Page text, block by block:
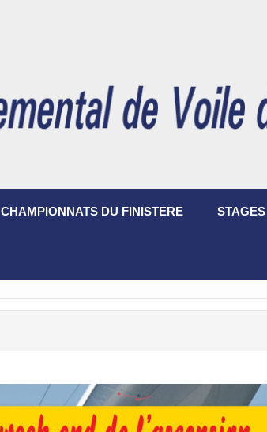
CHAMPIONNATS DU FINISTERE STAGES